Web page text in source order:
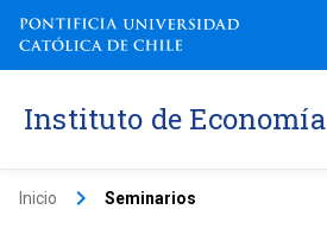
Instituto de Economía
Inicio keyboard_arrow_right Seminarios